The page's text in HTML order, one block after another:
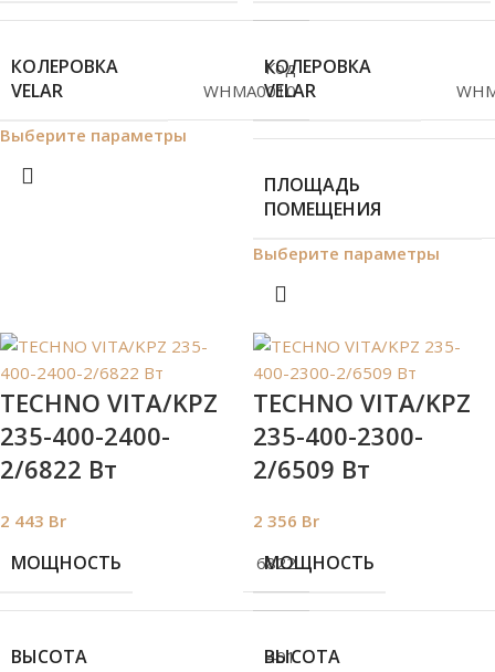
КОЛЕРОВКА
VELAR
Код
WHMA0010
Выберите параметры
КОЛЕРОВКА
VELAR
ПЛОЩАДЬ
ПОМЕЩЕНИЯ
Выберите параметры
TECHNO VITA/KPZ
235-400-2400-
2/6822 Вт
2 443 Br
МОЩНОСТЬ 6822
ВЫСОТА 401
TECHNO VITA/KPZ
235-400-2300-
2/6509 Вт
2 356 Br
МОЩНОСТЬ
ВЫСОТА